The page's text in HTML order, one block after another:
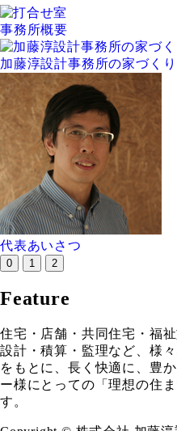
事務所概要
加藤淳設計事務所の家づくり
代表あいさつ
0 1 2
Feature
住宅・店舗・共同住宅・福
設計・積算・監理など、様
をもとに、長く快適に、豊
ー様にとっての「理想の住
す。